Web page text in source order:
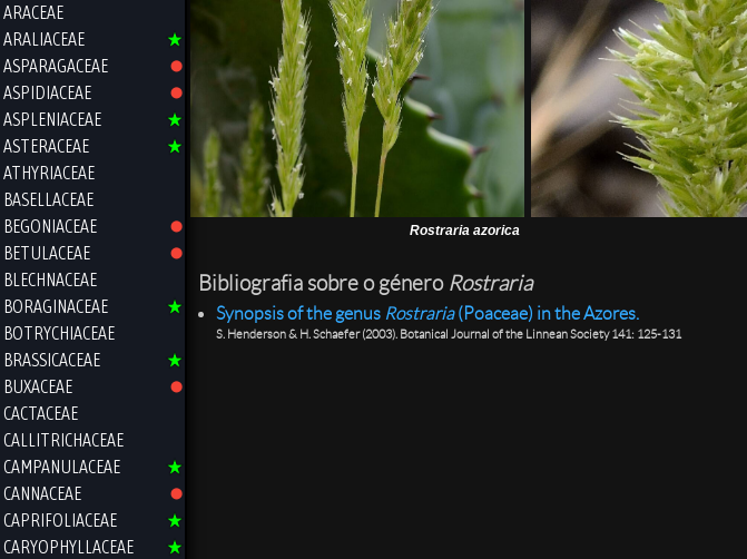
ARACEAE
ARALIACEAE
ASPARAGACEAE
ASPIDIACEAE
ASPLENIACEAE
ASTERACEAE
ATHYRIACEAE
BASELLACEAE
BEGONIACEAE
BETULACEAE
BLECHNACEAE
BORAGINACEAE
BOTRYCHIACEAE
BRASSICACEAE
BUXACEAE
CACTACEAE
CALLITRICHACEAE
CAMPANULACEAE
CANNACEAE
CAPRIFOLIACEAE
CARYOPHYLLACEAE
Rostraria azorica
Bibliografia sobre o género Rostraria
Synopsis of the genus Rostraria(Poaceae) in the Azores.
S. Henderson & H. Schaefer (2003). Botanical Journal of the Linnean Society 141: 125-131